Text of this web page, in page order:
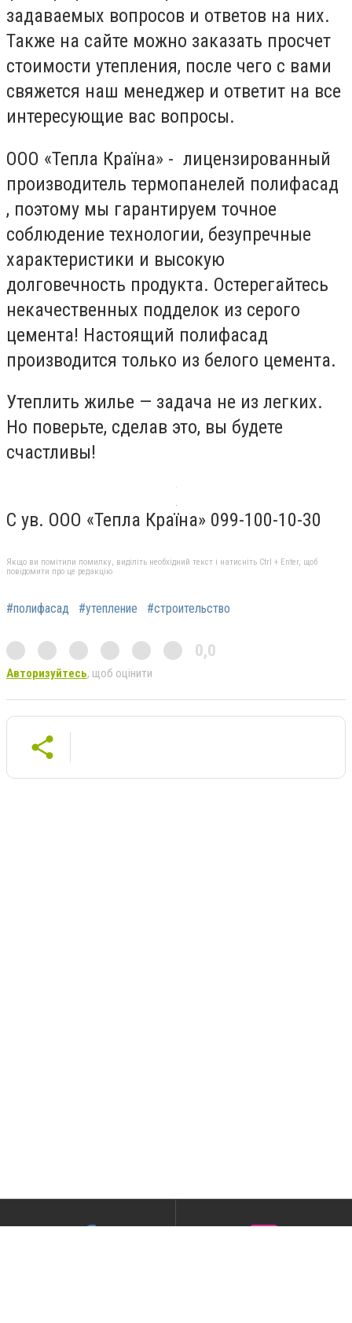
задаваемых вопросов и ответов на них.
Также на сайте можно заказать просчет
стоимости утепления, после чего с вами
свяжется наш менеджер и ответит на все
интересующие вас вопросы.
ООО «Тепла Країна» - лицензированный
производитель термопанелей полифасад
, поэтому мы гарантируем точное
соблюдение технологии, безупречные
характеристики и высокую
долговечность продукта. Остерегайтесь
некачественных подделок из серого
цемента! Настоящий полифасад
производится только из белого цемента.
Утеплить жилье — задача не из легких.
Но поверьте, сделав это, вы будете
счастливы!
С ув. ООО «Тепла Країна» 099-100-10-30
Якщо ви помітили помилку, виділіть необхідний текст і натисніть Ctrl + Enter, щоб
повідомити про це редакцію
#полифасад #утепление #строительство
0,0
Авторизуйтесь, щоб оцінити